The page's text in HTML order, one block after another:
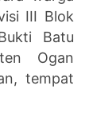
III Blok
Batu
Ogan
tempat